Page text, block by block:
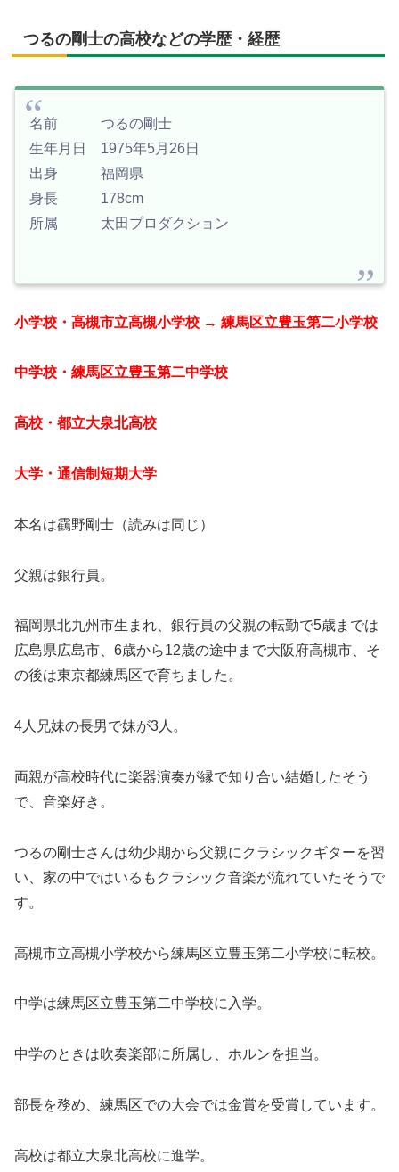
つるの剛士の高校などの学歴・経歴
名前 つるの剛士
生年月日 1975年5月26日
出身 福岡県
身長 178cm
所属 太田プロダクション
小学校・高槻市立高槻小学校 → 練馬区立豊玉第二小学校
中学校・練馬区立豊玉第二中学校
高校・都立大泉北高校
大学・通信制短期大学
本名は靍野剛士（読みは同じ）
父親は銀行員。
福岡県北九州市生まれ、銀行員の父親の転勤で5歳までは
広島県広島市、6歳から12歳の途中まで大阪府高槻市、そ
の後は東京都練馬区で育ちました。
4人兄妹の長男で妹が3人。
両親が高校時代に楽器演奏が縁で知り合い結婚したそう
で、音楽好き。
つるの剛士さんは幼少期から父親にクラシックギターを習
い、家の中ではいるもクラシック音楽が流れていたそうで
す。
高槻市立高槻小学校から練馬区立豊玉第二小学校に転校。
中学は練馬区立豊玉第二中学校に入学。
中学のときは吹奏楽部に所属し、ホルンを担当。
部長を務め、練馬区での大会では金賞を受賞しています。
高校は都立大泉北高校に進学。